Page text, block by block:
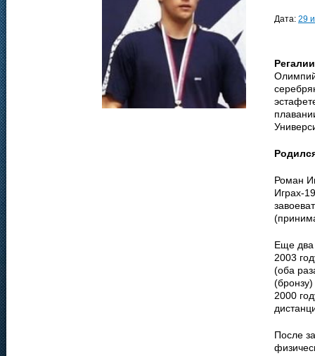
Дата: 29
Роман
Играх-
Еще два
2003
(оба
2000
После